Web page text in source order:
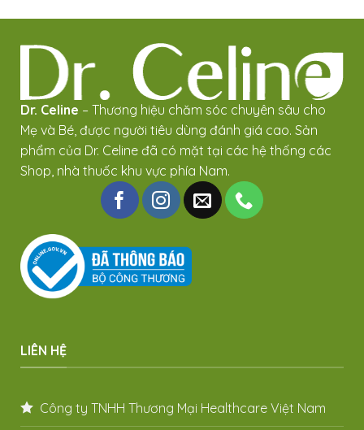
Dr. Celine – Thương hiệu chăm sóc chuyên sâu cho
Mẹ và Bé, được người tiêu dùng đánh giá cao. Sản
phẩm của Dr. Celine đã có mặt tại các hệ thống các
Shop, nhà thuốc khu vực phía Nam.
LIÊN HỆ
Công ty TNHH Thương Mại Healthcare Việt Nam